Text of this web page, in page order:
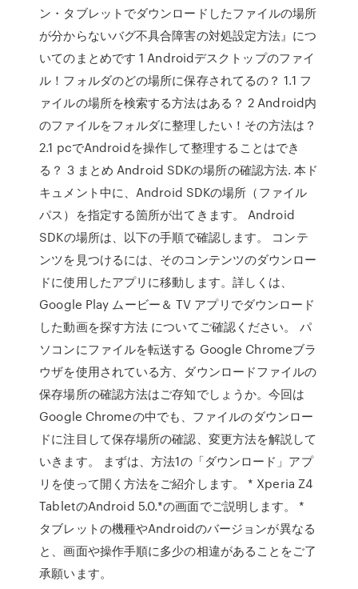
ン・タブレットでダウンロードしたファイルの場所
が分からないバグ不具合障害の対処設定方法』につ
いてのまとめです 1 Androidデスクトップのファイ
ル！フォルダのどの場所に保存されてるの？ 1.1 フ
ァイルの場所を検索する方法はある？ 2 Android内
のファイルをフォルダに整理したい！その方法は？
2.1 pcでAndroidを操作して整理することはでき
る？ 3 まとめ Android SDKの場所の確認方法. 本ド
キュメント中に、Android SDKの場所（ファイル
パス）を指定する箇所が出てきます。 Android
SDKの場所は、以下の手順で確認します。 コンテ
ンツを見つけるには、そのコンテンツのダウンロー
ドに使用したアプリに移動します。詳しくは、
Google Play ムービー＆ TV アプリでダウンロード
した動画を探す方法 についてご確認ください。 パ
ソコンにファイルを転送する Google Chromeブラ
ウザを使用されている方、ダウンロードファイルの
保存場所の確認方法はご存知でしょうか。今回は
Google Chromeの中でも、ファイルのダウンロー
ドに注目して保存場所の確認、変更方法を解説して
いきます。 まずは、方法1の「ダウンロード」アプ
リを使って開く方法をご紹介します。 * Xperia Z4
TabletのAndroid 5.0.*の画面でご説明します。 *
タブレットの機種やAndroidのバージョンが異なる
と、画面や操作手順に多少の相違があることをご了
承願います。